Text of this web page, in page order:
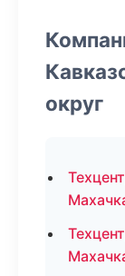
округ